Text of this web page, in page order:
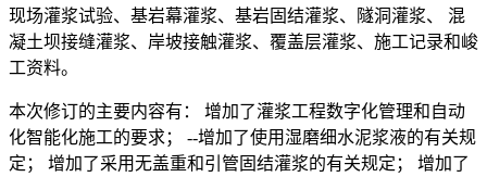
现场灌浆试验、基岩幕灌浆、基岩固结灌浆、隧洞灌浆、 混
凝土坝接缝灌浆、岸坡接触灌浆、覆盖层灌浆、施工记录和峻
工资料。
本次修订的主要内容有： 增加了灌浆工程数字化管理和自动
化智能化施工的要求； --增加了使用湿磨细水泥浆液的有关规
定； 增加了采用无盖重和引管固结灌浆的有关规定； 增加了